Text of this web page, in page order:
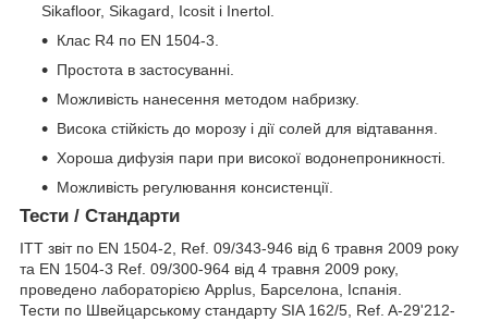
Sikаfloor, Sikagard, Icosit і Inertol.
Клас R4 по EN 1504-3.
Простота в застосуванні.
Можливість нанесення методом набризку.
Висока стійкість до морозу і дії солей для відтавання.
Хороша дифузія пари при високої водонепроникності.
Можливість регулювання консистенції.
Тести / Стандарти
ITT звіт по EN 1504-2, Ref. 09/343-946 від 6 травня 2009 року
та EN 1504-3 Ref. 09/300-964 від 4 травня 2009 року,
проведено лабораторією Applus, Барселона, Іспанія.
Тести по Швейцарському стандарту SIA 162/5, Ref. A-29'212-